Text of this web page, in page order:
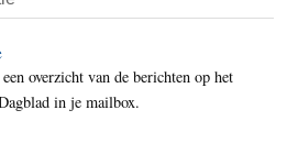
overzicht van de berichten op het
in je mailbox.